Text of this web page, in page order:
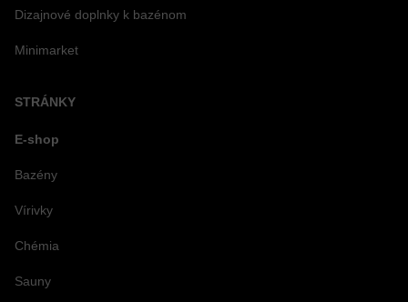
Dizajnové doplnky k bazénom
Minimarket
STRÁNKY
E-shop
Bazény
Vírivky
Chémia
Sauny